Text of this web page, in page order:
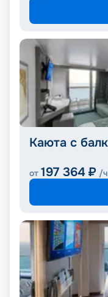
Каюта с
от 197 364 ₽ /